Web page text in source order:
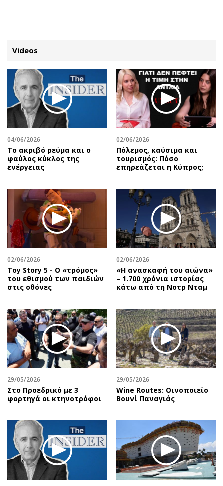
ΚΑΤΗΓΟΡΙΕΣ ΣΥΝΔΕΣΗ
Κύπρος
Παιδεία
Υγεία
Πολιτική
Βουλευτικές 2026
Προεδρικές 2023
Δημοσκοπήσεις
Διπλωματία
Αθλητισμός
Κύπρος
Ελλάδα
Διεθνή
Κληρώσεις Allwyn
Οικονομία
Real Estate
Επιχειρήσεις
Αγορές
Money Review
AstroBank Properties
Ενέργεια
Ναυτιλία
Περιβάλλον
Ελλάδα
Κόσμος
Απόψεις
Αρθρογραφία
The Hill
Υγεία
Αγγελίες
Πωλούνται
Ζητούν εργασία
Θέσεις εργασίας
Geek
Νέα
Κινητά-tablets
Social
Αυτοκίνηση
Πολιτική
Οικονομία
Γενικά
Αναδρομές
Πρόσωπα
Περιβάλλον
Γυναίκα
Showbiz
Ταξίδια
Συνταγές
Έξοδος
Videos
04/06/2026
Το ακριβό ρεύμα και ο
φαύλος κύκλος της
ενέργειας
02/06/2026
Πόλεμος, καύσιμα και
τουρισμός: Πόσο
επηρεάζεται η Κύπρος;
02/06/2026
Toy Story 5 - O «τρόμος»
του εθισμού των παιδιών
στις οθόνες
02/06/2026
«Η ανασκαφή του αιώνα»
– 1.700 χρόνια ιστορίας
κάτω από τη Νοτρ Νταμ
29/05/2026
Στο Προεδρικό με 3
φορτηγά οι κτηνοτρόφοι
29/05/2026
Wine Routes: Οινοποιείο
Βουνί Παναγιάς